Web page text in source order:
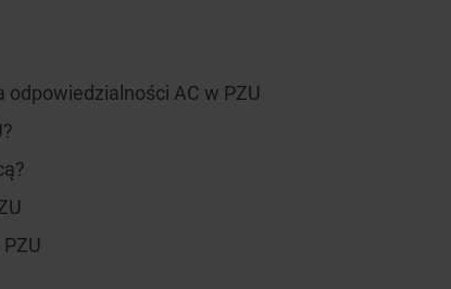
odpowiedzialności AC w PZU